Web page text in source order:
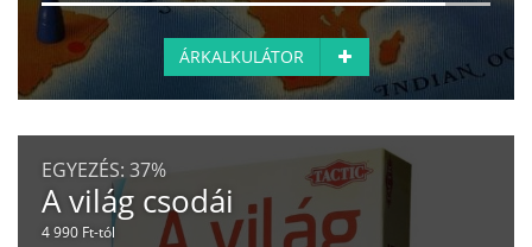
ÁRKALKULÁTOR
EGYEZÉS: 37%
A világ csodái
4 990 Ft-tól